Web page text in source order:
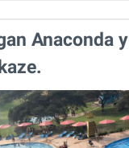
Anaconda y